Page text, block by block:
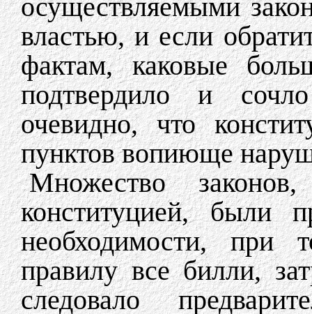
осуществляемыми
властью, и если
фактам, каковые
подтвердило и
очевидно, что
пунктов вопиюще
Множество
конституцией, были
необходимости, при
правилу все билли,
следовало